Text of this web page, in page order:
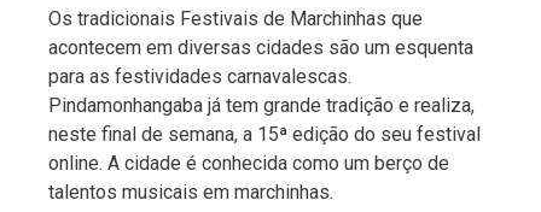
Os tradicionais Festivais de Marchinhas que
acontecem em diversas cidades são um esquenta
para as festividades carnavalescas.
Pindamonhangaba já tem grande tradição e realiza,
neste final de semana, a 15ª edição do seu festival
online. A cidade é conhecida como um berço de
talentos musicais em marchinhas.